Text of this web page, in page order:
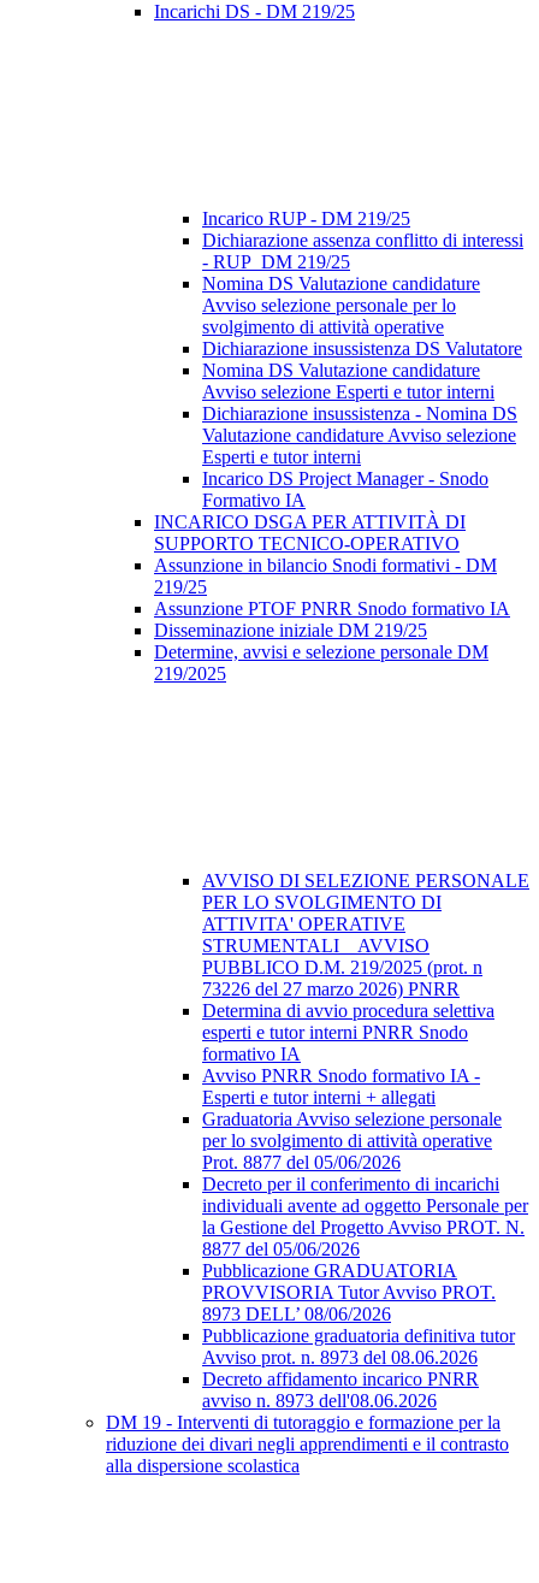
Incarichi DS - DM 219/25
Incarico RUP - DM 219/25
Dichiarazione assenza conflitto di interessi
- RUP_DM 219/25
Nomina DS Valutazione candidature
Avviso selezione personale per lo
svolgimento di attività operative
Dichiarazione insussistenza DS Valutatore
Nomina DS Valutazione candidature
Avviso selezione Esperti e tutor interni
Dichiarazione insussistenza - Nomina DS
Valutazione candidature Avviso selezione
Esperti e tutor interni
Incarico DS Project Manager - Snodo
Formativo IA
INCARICO DSGA PER ATTIVITÀ DI
SUPPORTO TECNICO-OPERATIVO
Assunzione in bilancio Snodi formativi - DM
219/25
Assunzione PTOF PNRR Snodo formativo IA
Disseminazione iniziale DM 219/25
Determine, avvisi e selezione personale DM
219/2025
AVVISO DI SELEZIONE PERSONALE
PER LO SVOLGIMENTO DI
ATTIVITA' OPERATIVE
STRUMENTALI _ AVVISO
PUBBLICO D.M. 219/2025 (prot. n
73226 del 27 marzo 2026) PNRR
Determina di avvio procedura selettiva
esperti e tutor interni PNRR Snodo
formativo IA
Avviso PNRR Snodo formativo IA -
Esperti e tutor interni + allegati
Graduatoria Avviso selezione personale
per lo svolgimento di attività operative
Prot. 8877 del 05/06/2026
Decreto per il conferimento di incarichi
individuali avente ad oggetto Personale per
la Gestione del Progetto Avviso PROT. N.
8877 del 05/06/2026
Pubblicazione GRADUATORIA
PROVVISORIA Tutor Avviso PROT.
8973 DELL’ 08/06/2026
Pubblicazione graduatoria definitiva tutor
Avviso prot. n. 8973 del 08.06.2026
Decreto affidamento incarico PNRR
avviso n. 8973 dell'08.06.2026
DM 19 - Interventi di tutoraggio e formazione per la
riduzione dei divari negli apprendimenti e il contrasto
alla dispersione scolastica